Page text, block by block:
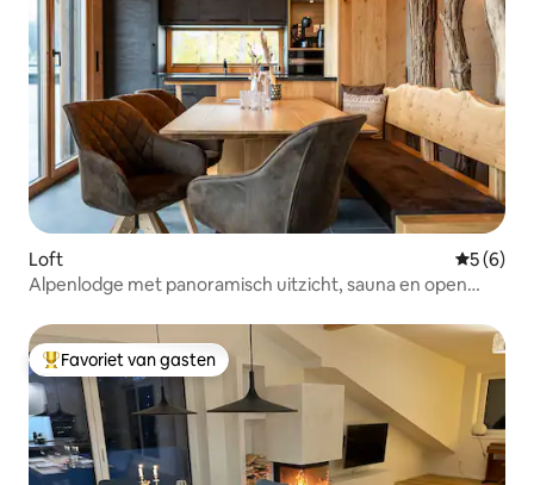
Loft
5 (6)
Alpenlodge met panoramisch uitzicht, sauna en open
Topfavoriet van gasten
Favoriet van gasten